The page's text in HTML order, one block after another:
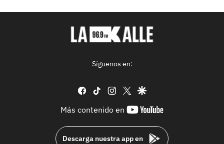
Síguenos en:
facebook
tiktok instagram
twittergoogle
Más contenido en
youtube-
Descarga nuestra app en